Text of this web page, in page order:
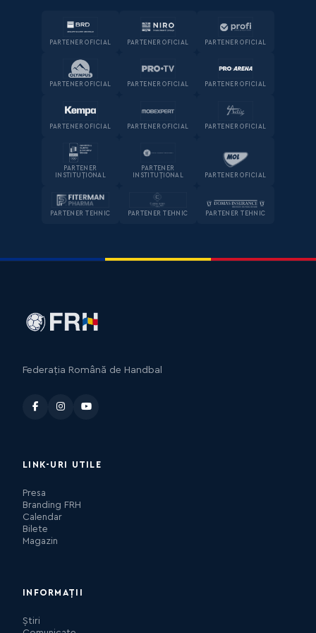
PARTENER OFICIAL PARTENER OFICIAL PARTENER OFICIAL
PARTENER OFICIAL PARTENER OFICIAL PARTENER OFICIAL
PARTENER OFICIAL PARTENER OFICIAL PARTENER OFICIAL
PARTENER
INSTITUȚIONAL
PARTENER
INSTITUȚIONAL
PARTENER OFICIAL
PARTENER TEHNIC PARTENER TEHNIC PARTENER TEHNIC
Federația Română de Handbal
LINK-URI UTILE
Presa
Branding FRH
Calendar
Bilete
Magazin
INFORMAȚII
Știri